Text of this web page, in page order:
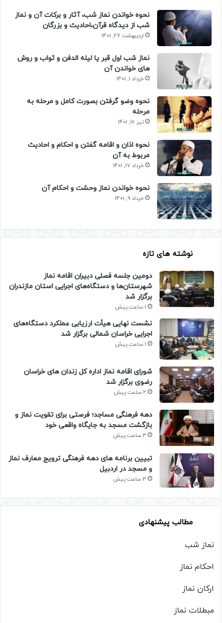
نحوه خواندن نماز شب، آثار و برکات آن و نماز
شب از دیدگاه قرآن،احادیث و بزرگان
اردیبهشت 27, 1401
نماز شب اول قبر یا لیله الدفن و ثواب و روش
های خواندن آن
خرداد 1, 1401
نحوه وضو گرفتن بصورت کامل و مرحله به
مرحله
تیر 16, 1401
نحوه اذان و اقامه گفتن و احکام و احادیث
مربوط به آن
خرداد 17, 1401
نحوه خواندن نماز وحشت و احکام آن
خرداد 9, 1401
نوشته های تازه
دومین جلسه فصلی دبیران اقامه نماز
شهرستان‌ها و دستگاه‌های اجرایی استان مازندران
برگزار شد
1 ساعت پیش
نشست نهایی هیأت ارزیابی عملکرد دستگاه‌های
اجرایی خراسان شمالی برگزار شد
1 ساعت پیش
شورای اقامه نماز اداره کل زندان های خراسان
رضوی برگزار شد
2 ساعت پیش
دهه فرهنگی مساجد؛ فرصتی برای تقویت نماز و
بازگشت مسجد به جایگاه واقعی خود
3 ساعت پیش
تبیین برنامه های دهه فرهنگی ترویج معارف نماز
و مسجد در اردبیل
3 ساعت پیش
مطالب پیشنهادی
نماز شب
احکام نماز
ارکان نماز
مبطلات نماز